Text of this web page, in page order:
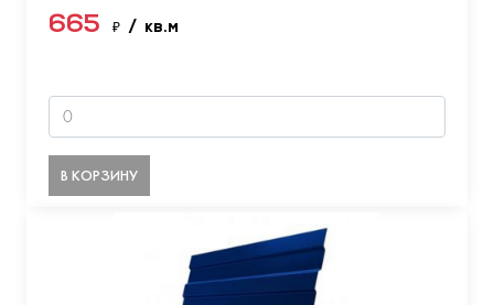
665 ₽ / кв.м
В КОРЗИНУ